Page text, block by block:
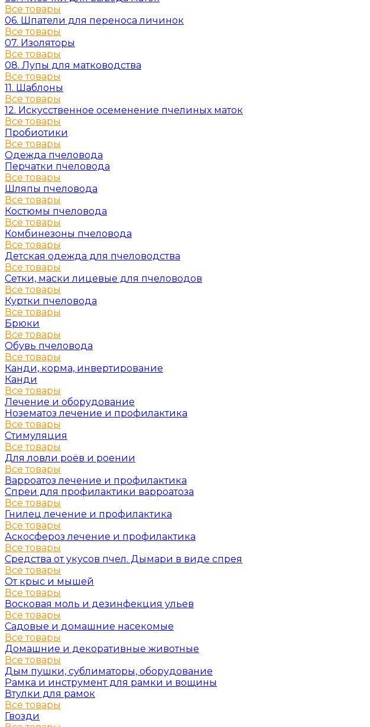
Все товары
06. Шпатели для переноса личинок
Все товары
07. Изоляторы
Все товары
08. Лупы для матководства
Все товары
11. Шаблоны
Все товары
12. Искусственное осеменение пчелиных маток
Все товары
Пробиотики
Все товары
Одежда пчеловода
Перчатки пчеловода
Все товары
Шляпы пчеловода
Все товары
Костюмы пчеловода
Все товары
Комбинезоны пчеловода
Все товары
Детская одежда для пчеловодства
Все товары
Сетки, маски лицевые для пчеловодов
Все товары
Куртки пчеловода
Все товары
Брюки
Все товары
Обувь пчеловода
Все товары
Канди, корма, инвертирование
Канди
Все товары
Лечение и оборудование
Нозематоз лечение и профилактика
Все товары
Стимуляция
Все товары
Для ловли роёв и роении
Все товары
Варроатоз лечение и профилактика
Спреи для профилактики варроатоза
Все товары
Гнилец лечение и профилактика
Все товары
Аскосфероз лечение и профилактика
Все товары
Средства от укусов пчел. Дымари в виде спрея
Все товары
От крыс и мышей
Все товары
Восковая моль и дезинфекция ульев
Все товары
Садовые и домашние насекомые
Все товары
Домашние и декоративные животные
Все товары
Дым пушки, сублиматоры, оборудование
Рамка и инструмент для рамки и вощины
Втулки для рамок
Все товары
Гвозди